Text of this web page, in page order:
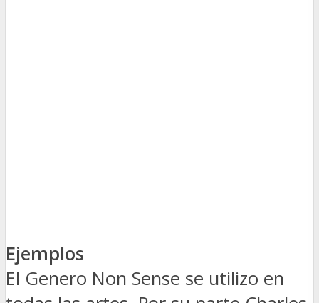
Ejemplos
El Genero Non Sense se utilizo en